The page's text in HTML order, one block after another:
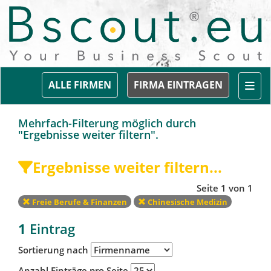
FIRMA EINTRAGEN
ALLE FIRMEN
Mehrfach-Filterung möglich durch
"Ergebnisse weiter filtern".
Ergebnisse weiter filtern...
Seite 1 von 1
Freie Berufe & Finanzen Chinesische Medizin
1 Eintrag
Sortierung nach